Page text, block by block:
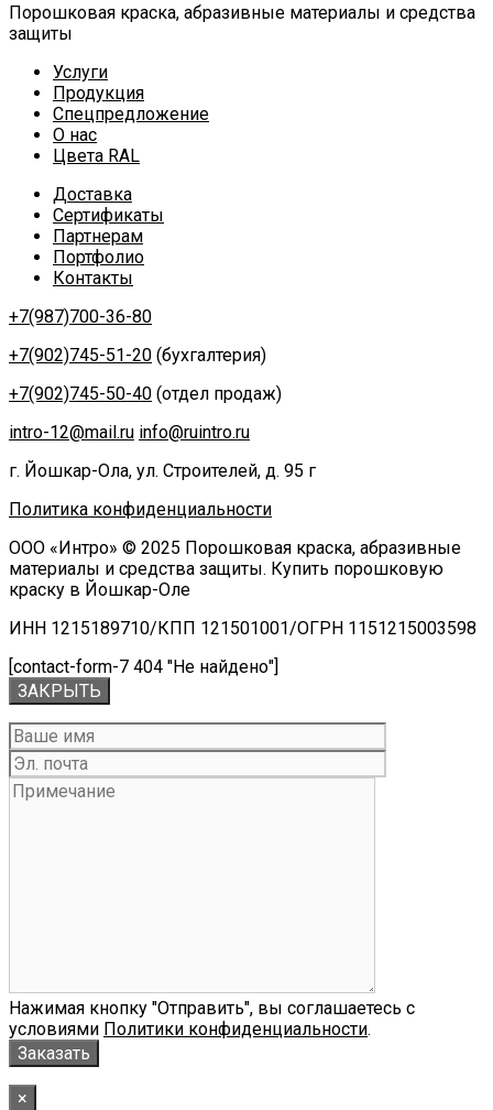
Порошковая краска, абразивные материалы и средства
защиты
Услуги
Продукция
Спецпредложение
О нас
Цвета RAL
Доставка
Сертификаты
Партнерам
Портфолио
Контакты
+7(987)700-36-80
+7(902)745-51-20 (бухгалтерия)
+7(902)745-50-40 (отдел продаж)
intro-12@mail.ru info@ruintro.ru
г. Йошкар-Ола, ул. Строителей, д. 95 г
Политика конфиденциальности
ООО «Интро» © 2025 Порошковая краска, абразивные
материалы и средства защиты. Купить порошковую
краску в Йошкар-Оле
ИНН 1215189710/КПП 121501001/ОГРН 1151215003598
[contact-form-7 404 "Не найдено"]
ЗАКРЫТЬ
Нажимая кнопку "Отправить", вы соглашаетесь с
условиями Политики конфиденциальности.
×